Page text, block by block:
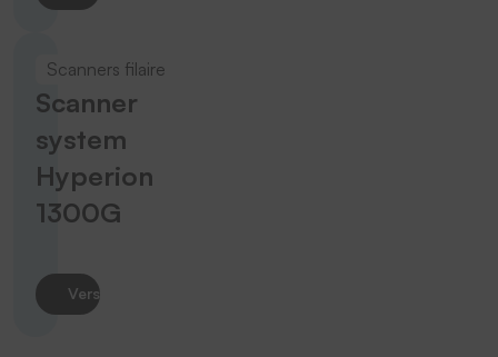
Scanners filaire
Scanner
system
Hyperion
1300G
Vers le produit